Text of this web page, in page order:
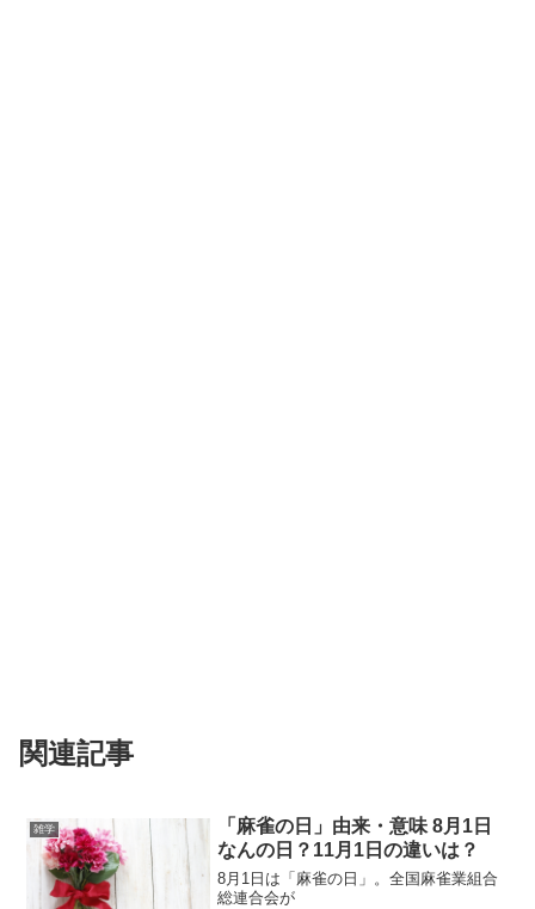
関連記事
雑学
「麻雀の日」由来・意味 8月1日
なんの日？11月1日の違いは？
8月1日は「麻雀の日」。全国麻雀業組合
総連合会が